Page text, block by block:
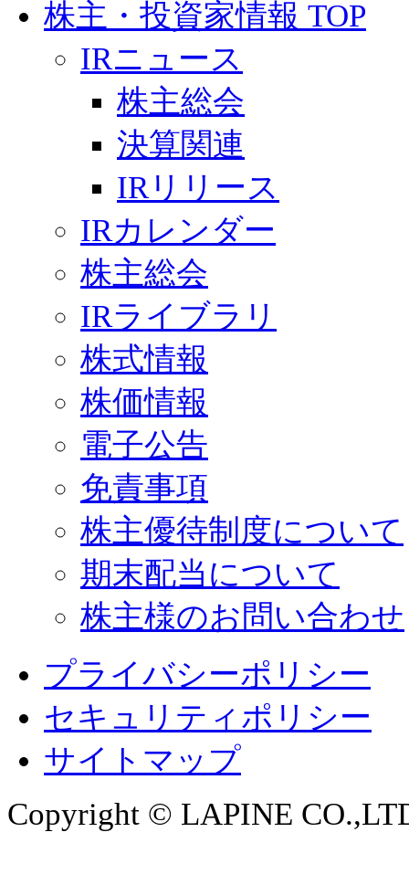
株主・投資家情報 TOP
IRニュース
株主総会
決算関連
IRリリース
IRカレンダー
株主総会
IRライブラリ
株式情報
株価情報
電子公告
免責事項
株主優待制度について
期末配当について
株主様のお問い合わせ
プライバシーポリシー
セキュリティポリシー
サイトマップ
Copyright © LAPINE